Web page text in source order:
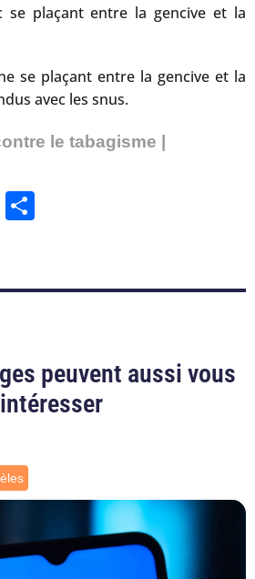
se plaçant entre la gencive et la
se plaçant entre la gencive et la
avec les snus.
le tabagisme |
Email
peuvent aussi vous
intéresser